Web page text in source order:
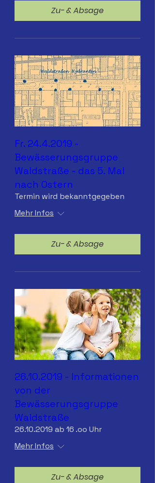
Zu- & Absage
Fr. 24.4.2019 -
Bewässerungsgruppe
Waldstraße - das 5. Mal
nach Ostern
Termin wird bekanntgegeben
Mehr Infos
Zu- & Absage
26.10.2019 - Informationen
von der
Bewässerungsgruppe
Waldstraße
26.10.2019 ab 16 .oo Uhr
Mehr Infos
Zu- & Absage